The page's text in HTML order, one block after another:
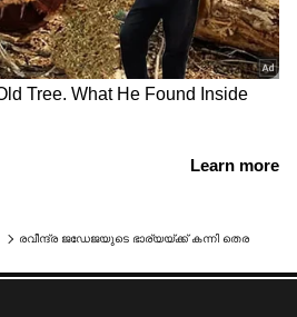
രവീന്ദ്ര ജഡേജയുടെ ഭാര്യയ്ക്ക് കന്നി തെരഞ്ഞെടുപ്പില്‍ മിന്നുന്ന ജയം